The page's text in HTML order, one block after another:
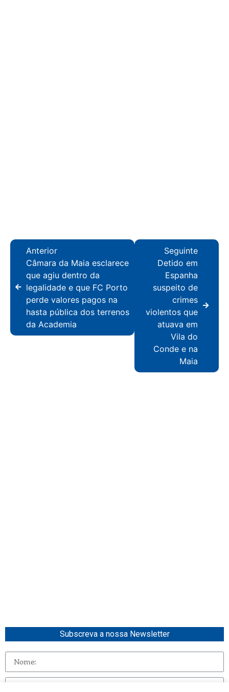
Anterior
Câmara da Maia esclarece
que agiu dentro da
legalidade e que FC Porto
perde valores pagos na
hasta pública dos terrenos
da Academia
Seguinte
Detido em
Espanha
suspeito de
crimes
violentos que
atuava em
Vila do
Conde e na
Maia
Subscreva a nossa Newsletter